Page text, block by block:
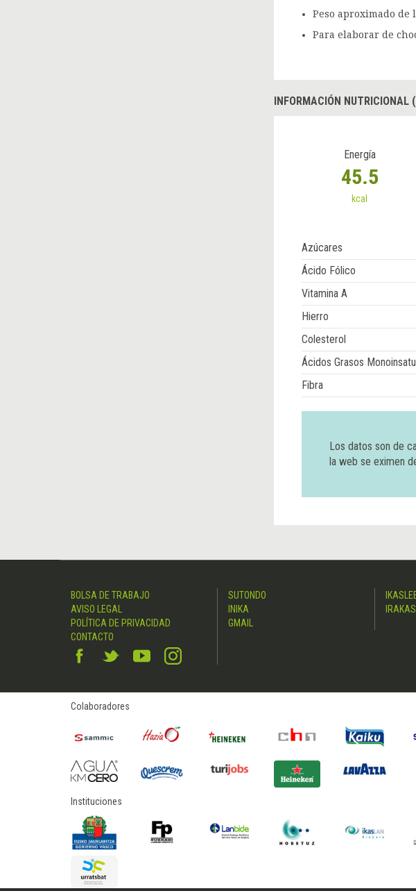
Peso aproximado de
Para elaborar de
INFORMACIÓN NUTRICIONAL
Energía
45.5
kcal
Azúcares
Ácido Fólico
Vitamina A
Hierro
Colesterol
Ácidos Grasos
Fibra
Los datos son de
la web se eximen
BOLSA DE TRABAJO
AVISO LEGAL
POLÍTICA DE PRIVACIDAD
CONTACTO
SUTONDO
INIKA
GMAIL
Colaboradores
Instituciones